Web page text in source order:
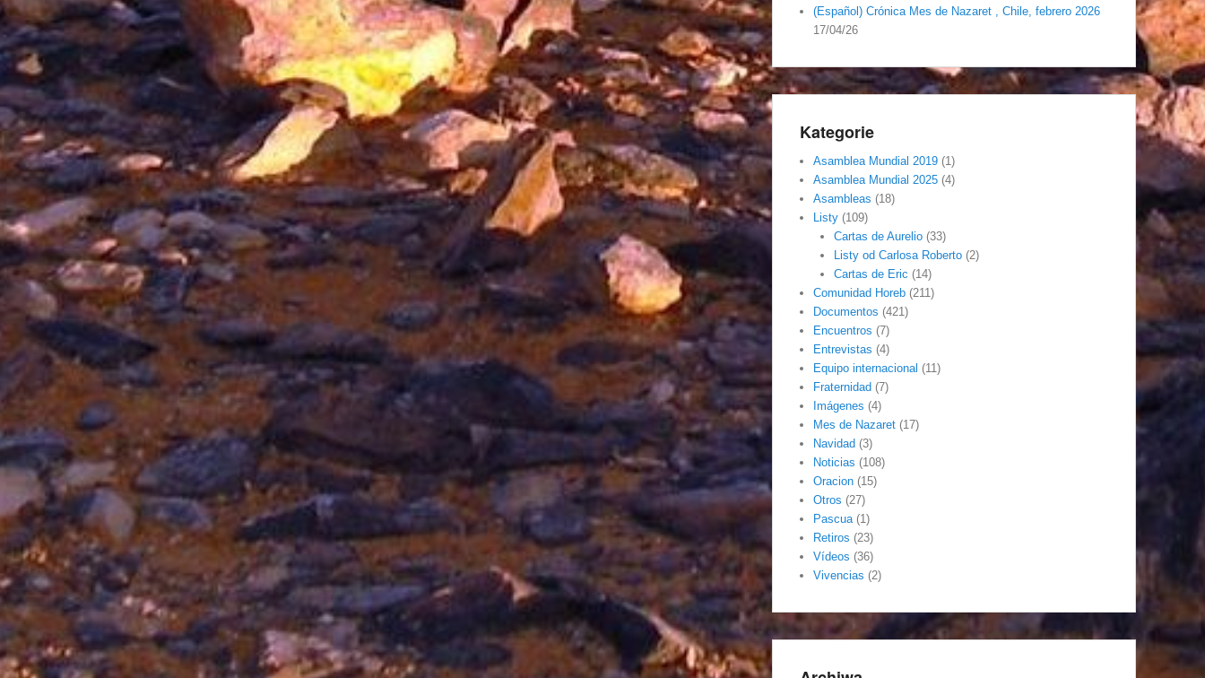
(Español) Crónica Mes de Nazaret , Chile, febrero 2026
17/04/26
Kategorie
Asamblea Mundial 2019 (1)
Asamblea Mundial 2025 (4)
Asambleas (18)
Listy (109)
Cartas de Aurelio(33)
Listy od Carlosa Roberto(2)
Cartas de Eric (14)
Comunidad Horeb (211)
Documentos (421)
Encuentros (7)
Entrevistas (4)
Equipo internacional (11)
Fraternidad (7)
Imágenes (4)
Mes de Nazaret (17)
Navidad (3)
Noticias (108)
Oracion (15)
Otros (27)
Pascua(1)
Retiros (23)
Vídeos (36)
Vivencias (2)